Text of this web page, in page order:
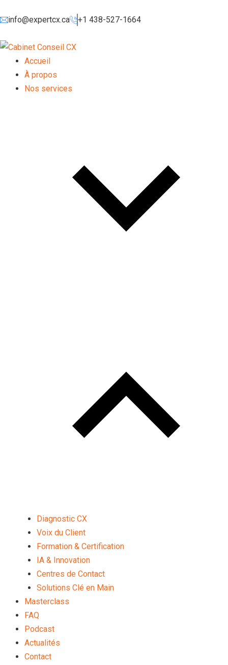
info@expertcx.ca +1 438-527-1664
Accueil
À propos
Nos services
Diagnostic CX
Voix du Client
Formation & Certification
IA & Innovation
Centres de Contact
Solutions Clé en Main
Masterclass
FAQ
Podcast
Actualités
Contact